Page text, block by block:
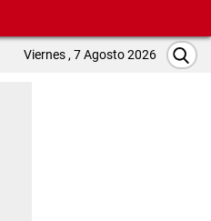
Viernes , 7 Agosto 2026